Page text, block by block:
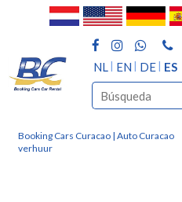
NL EN DE ES
Booking Cars Curacao | Auto Curacao
verhuur